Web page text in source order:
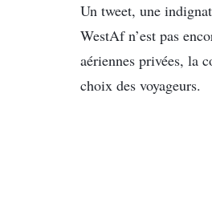
Un tweet, une
WestAf n’est pas
aériennes privées, la
choix des voyageurs.